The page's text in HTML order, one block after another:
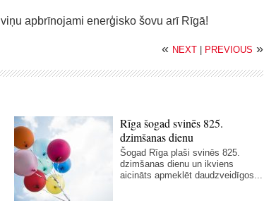
apbrīnojami enerģisko šovu arī Rīgā!
« NEXT PREVIOUS »
Rīga šogad svinēs 825.
dzimšanas dienu
Šogad Rīga plaši svinēs 825.
dzimšanas dienu un ikviens
aicināts apmeklēt daudzveidīgos...